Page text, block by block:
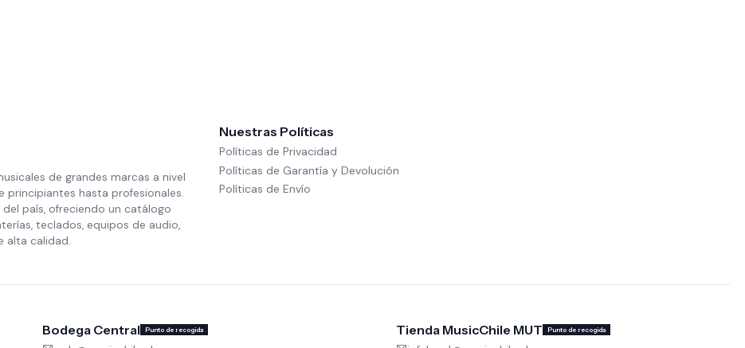
de grandes marcas a nivel
principiantes hasta profesionales.
país, ofreciendo un catálogo
teclados, equipos de audio,
alta calidad.
Nuestras Políticas
Políticas de Privacidad
Políticas de Garantía y Devolución
Políticas de Envío
Bodega Central Punto de recogida Tienda MusicChile MUT Punto de recogida